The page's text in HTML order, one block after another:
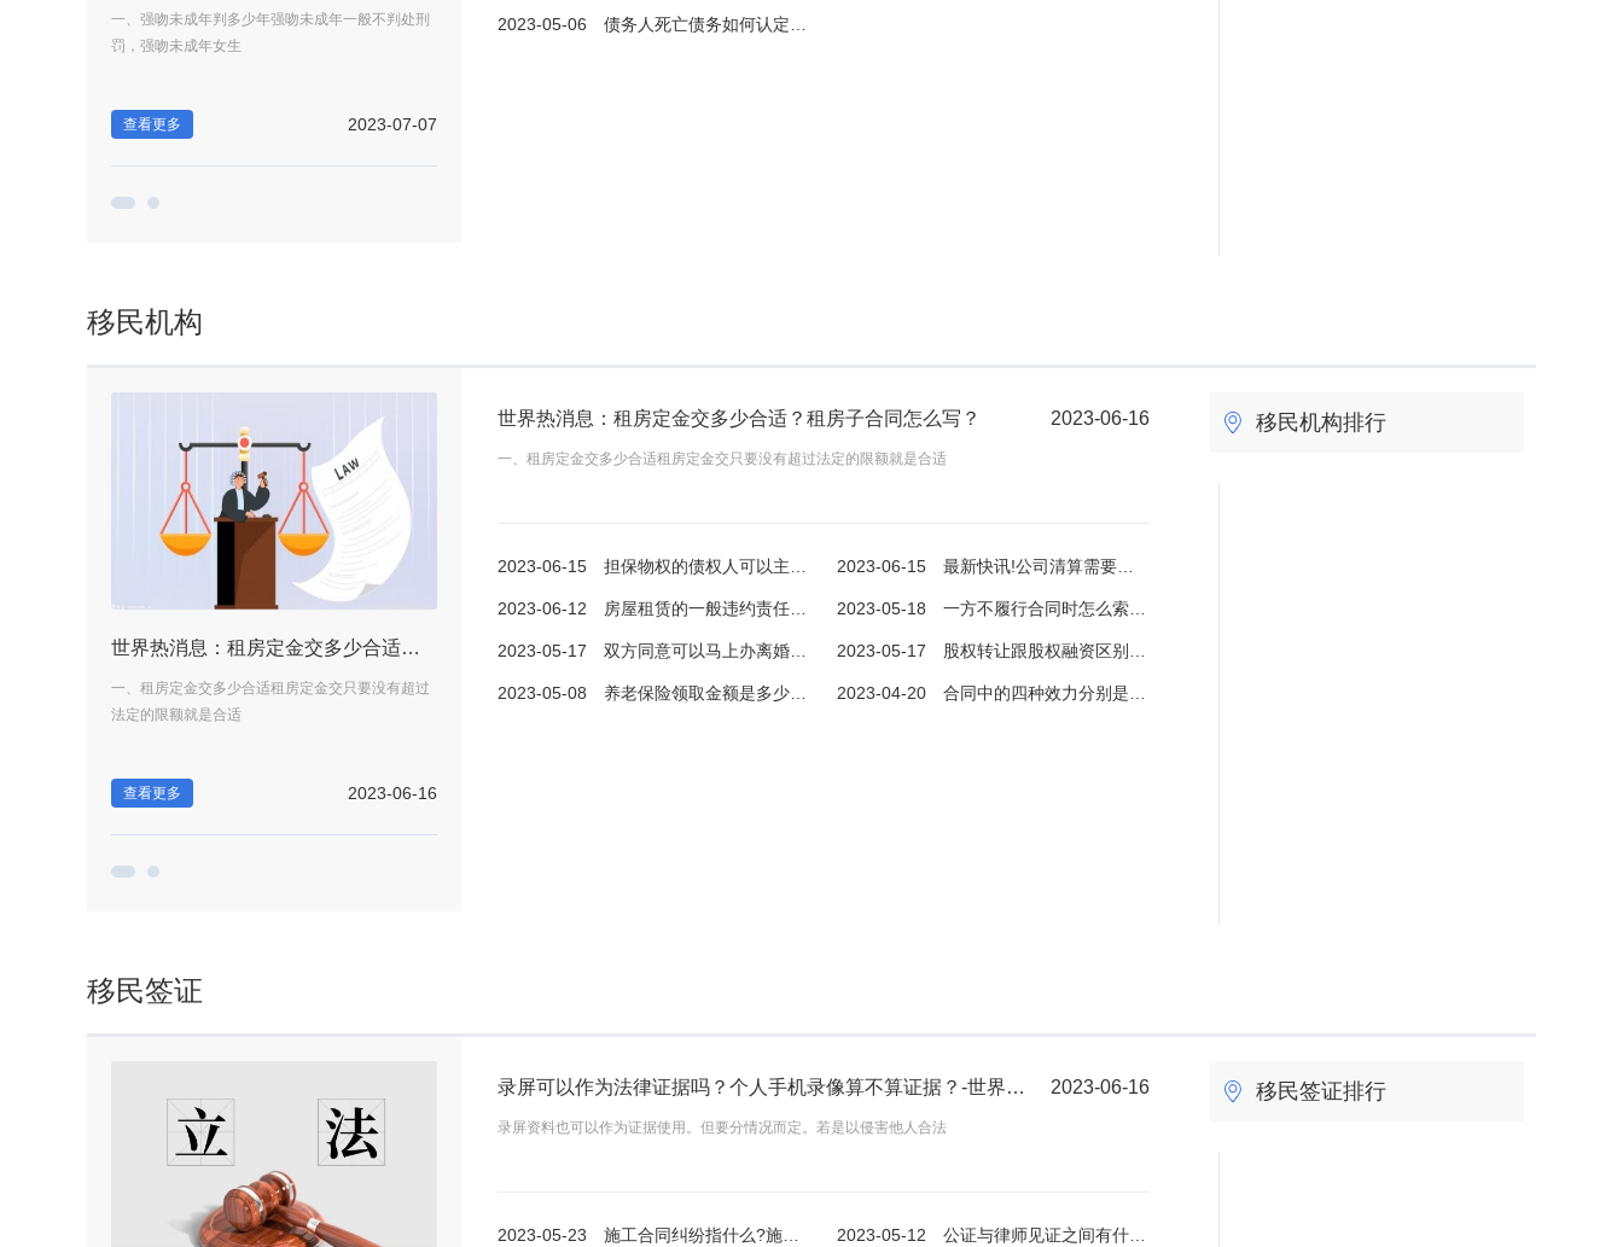
一、强吻未成年判多少年强吻未成年一般不判处刑
罚，强吻未成年女生
查看更多 2023-07-07
一、什么是精神损害?精神损害是民事主体因其人
一、强吻未成年判多少年强吻未成年一般不判处刑
2023-05-06 债务人死亡债务如何认定？债务人死亡如何起诉？
移民机构
世界热消息：租房定金交多少合适？租房子合同怎么写？
一、租房定金交多少合适租房定金交只要没有超过
法定的限额就是合适
查看更多 2023-06-16
担保物权的债权人可以主张优先受偿权吗？第一查封人对债权有没有优先受偿权吗？
一、第一查封人有优先受偿权吗第一查封人对债权
世界热消息：租房定金交多少合适？租房子合同怎么写？
一、租房定金交多少合适租房定金交只要没有超过
世界热消息：租房定金交多少合适？租房子合同怎么写？ 2023-06-16
一、租房定金交多少合适租房定金交只要没有超过法定的限额就是合适
2023-06-15 担保物权的债权人可以主张优先受偿权吗？第一查封人对债权有没有优先受偿权吗？ 2023-06-15 最新快讯!公司清算需要提供什么材料？固定资产清算方法是什么？
2023-06-12 房屋租赁的一般违约责任是什么？租赁合同是要式合同？承租人对租赁物转租有哪些注意事项？ 环球最资讯 2023-05-18 一方不履行合同时怎么索赔？合同变更的要件是什么？
2023-05-17 双方同意可以马上办离婚吗 离婚可以立即办理吗? 2023-05-17 股权转让跟股权融资区别是什么？股权转让到哪登记？
2023-05-08 养老保险领取金额是多少？社会保险法第十五条的内容是什么？ 2023-04-20 合同中的四种效力分别是什么？ 合同效力如何认定？
移民机构排行
移民签证
录屏可以作为法律证据吗？个人手机录像算不算证据？-世界新视野 2023-06-16
录屏资料也可以作为证据使用。但要分情况而定。若是以侵害他人合法
2023-05-23 施工合同纠纷指什么?施工合同无效情形有哪些? 2023-05-12 公证与律师见证之间有什么联系？律师见证的概念是什么？
移民签证排行